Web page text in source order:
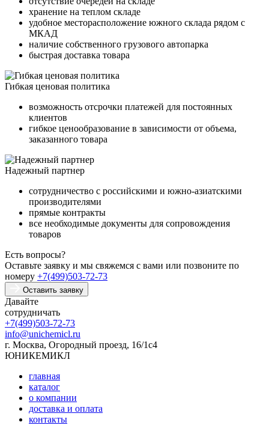
хранение на теплом складе
удобное месторасположение южного склада рядом с
МКАД
наличие собственного грузового автопарка
быстрая доставка товара
Гибкая ценовая политика
возможность отсрочки платежей для постоянных
клиентов
гибкое ценообразование в зависимости от объема,
заказанного товара
Надежный партнер
сотрудничество с российскими и южно-азиатскими
производителями
прямые контракты
все необходимые документы для сопровождения
товаров
Есть вопросы?
Оставьте заявку и мы свяжемся с вами или позвоните по
номеру +7(499)503-72-73
Оставить заявку
Давайте
сотрудничать
+7(499)503-72-73
info@unichemicl.ru
г. Москва, Огородный проезд, 16/1с4
ЮНИКЕМИКЛ
главная
каталог
о компании
доставка и оплата
контакты